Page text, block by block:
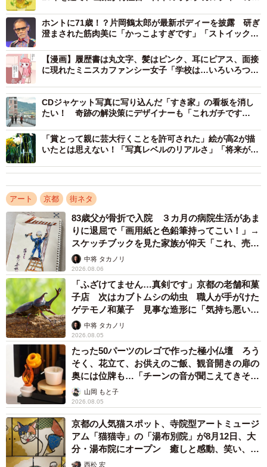
ない」と、時代背景から小ささの理由を推察する。
絵はがきみたい
次に向かったのは、風景画の一画だ。足を止めたのは、
イタリアの画家カナレットの「ヴェネツィア、サン・マル
コ広場」だ。
2/3
片桐さんも「マニア性を感じる」と語るカナレットの作品（京都市左京
区・京都市京セラ美術館）
「絵はがきみたいな絵で、きっちり人物を描きこんでい
る。見れば見るほど引き込まれていく絵です」
「ヴェネツィア、サン・マルコ広場」は広場を取り囲む
聖堂や宮殿、そして人物が精密に描かれた、まるで写真の
ような一枚だ。「建物の中の人物まで描き込まれていて、
マニア性を感じます」
ホントに71歳！？片岡鶴太郎が最新ボディーを披露 研ぎ
澄まされた筋肉美に「かっこよすぎです」「ストイックに
【漫画】履歴書は丸文字、髪はピンク、耳にピアス、面接
に現れたミニスカファンシー女子「学校は…いろいろつら
「育てましょう、私が」
CDジャケット写真に写り込んだ「すき家」の看板を消し
たい！ 奇跡の解決策にデザイナーも「これガチです
「賞とって親に芸大行くことを許可された」絵が高2が描
いたとは思えない！「写真レベルのリアルさ」「将来が楽
アート 京都 街ネタ
83歳父が骨折で入院 ３カ月の病院生活があま
りに退屈で「画用紙と色鉛筆持ってこい！」→
スケッチブックを見た家族が仰天「これ、売れ
ますよ…」
中将 タカノリ
2026.08.06
「ふざけてません…真剣です」京都の老舗和菓
子店 次はカブトムシの幼虫 職人が手がけた
ゲテモノ和菓子 見事な造形に「気持ち悪いく
らいリアル」
中将 タカノリ
2026.08.05
たった50パーツのレゴで作った極小仏壇 ろう
そく、花立て、お供えのご飯、観音開きの扉の
奥には位牌も…「チーンの音が聞こえてきそ
う」山岡 もと子
2026.08.05
京都の人気猫スポット、寺院型アートミュージ
アム「猫猫寺」の「湯布別院」が8月12日、大
分・湯布院にオープン 癒しと感動、笑い、そ
して開運も 見どころなどをインタビュー
西松 宏